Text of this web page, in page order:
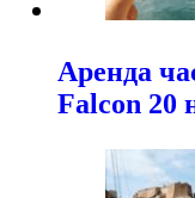
Аренда
Falcon 20